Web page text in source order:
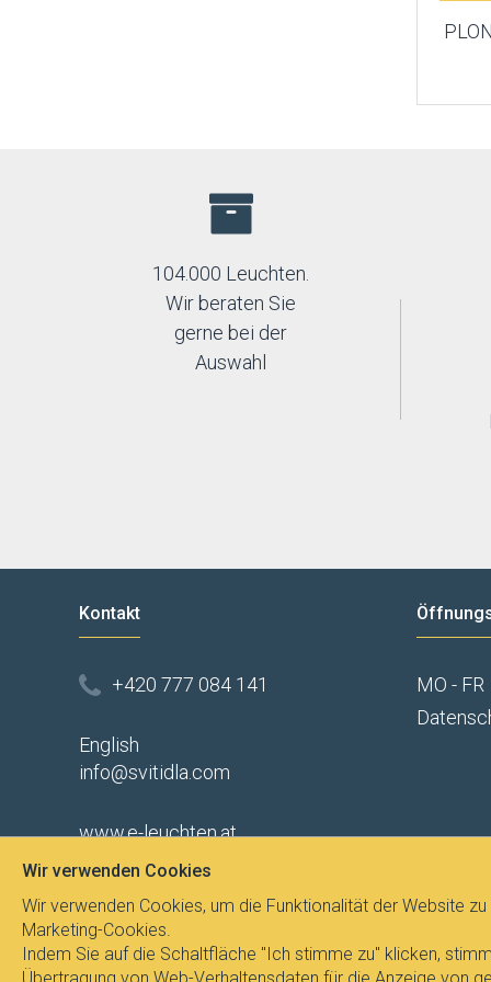
104.000 Leuchten.
Wir beraten Sie
gerne bei der
Auswahl
Kontakt
+420 777 084 141
English
info@svitidla.com
www.e-leuchten.at
GDPR
MO - FR
Wir verwenden Cookies
Wir verwenden Cookies, um die Funktionalität der Website
Marketing-Cookies.
Indem Sie auf die Schaltfläche "Ich stimme zu" klicken,